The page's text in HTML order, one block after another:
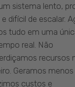
sistema lento,
e difícil de escalar.
tudo em uma
real. Não
recursos
Geramos
custos e